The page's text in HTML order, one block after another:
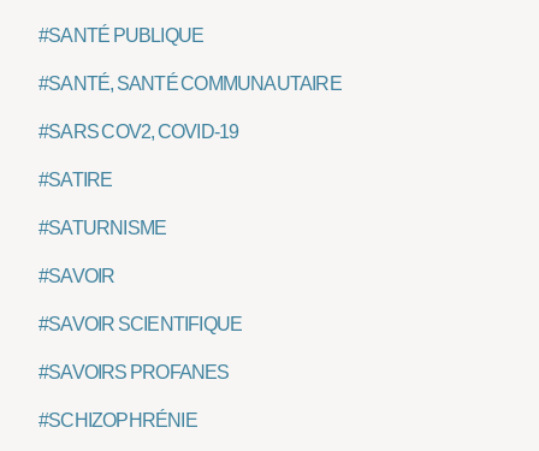
#SANTÉ PUBLIQUE
#SANTÉ, SANTÉ COMMUNAUTAIRE
#SARS COV2, COVID-19
#SATIRE
#SATURNISME
#SAVOIR
#SAVOIR SCIENTIFIQUE
#SAVOIRS PROFANES
#SCHIZOPHRÉNIE